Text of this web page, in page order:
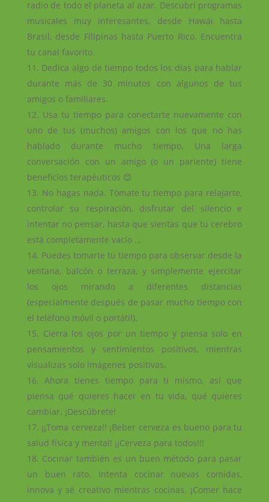
radio de todo el planeta al azar. Descubrí programas
musicales muy interesantes, desde Hawái hasta
Brasil, desde Filipinas hasta Puerto Rico. Encuentra
tu canal favorito.
Dedica algo de tiempo todos los días para hablar
durante más de 30 minutos con algunos de tus
amigos o familiares.
Usa tu tiempo para conectarte nuevamente con
uno de tus (muchos) amigos con los que no has
hablado durante mucho tiempo. Una larga
conversación con un amigo (o un pariente) tiene
beneficios terapéuticos 😊
No hagas nada. Tómate tu tiempo para relajarte,
controlar su respiración, disfrutar del silencio e
intentar no pensar, hasta que sientas que tu cerebro
está completamente vacío …
Puedes tomarte tu tiempo para observar desde la
ventana, balcón o terraza, y simplemente ejercitar
los ojos mirando a diferentes distancias
(especialmente después de pasar mucho tiempo con
el teléfono móvil o portátil).
Cierra los ojos por un tiempo y piensa solo en
pensamientos y sentimientos positivos, mientras
visualizas solo imágenes positivas.
Ahora tienes tiempo para ti mismo, así que
piensa qué quieres hacer en tu vida, qué quieres
cambiar. ¡Descúbrete!
¡¡Toma cerveza!! ¡Beber cerveza es bueno para tu
salud física y mental! ¡¡Cerveza para todos!!!
Cocinar también es un buen método para pasar
un buen rato. Intenta cocinar nuevas comidas,
innova y sé creativo mientras cocinas. ¡Comer hace